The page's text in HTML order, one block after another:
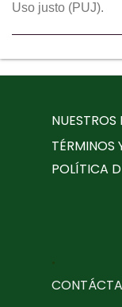
Uso justo (PUJ).
TÉRMINOS
POLÍTICA